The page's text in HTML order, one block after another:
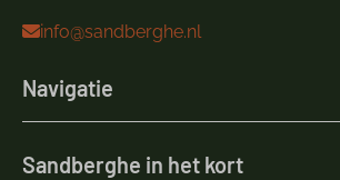
info@sandberghe.nl
Navigatie
Sandberghe in het kort